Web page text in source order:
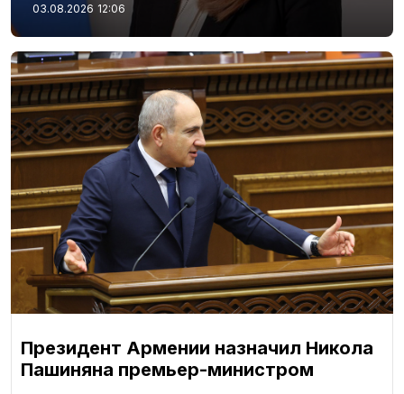
03.08.2026 12:06
Президент Армении назначил Никола
Пашиняна премьер-министром